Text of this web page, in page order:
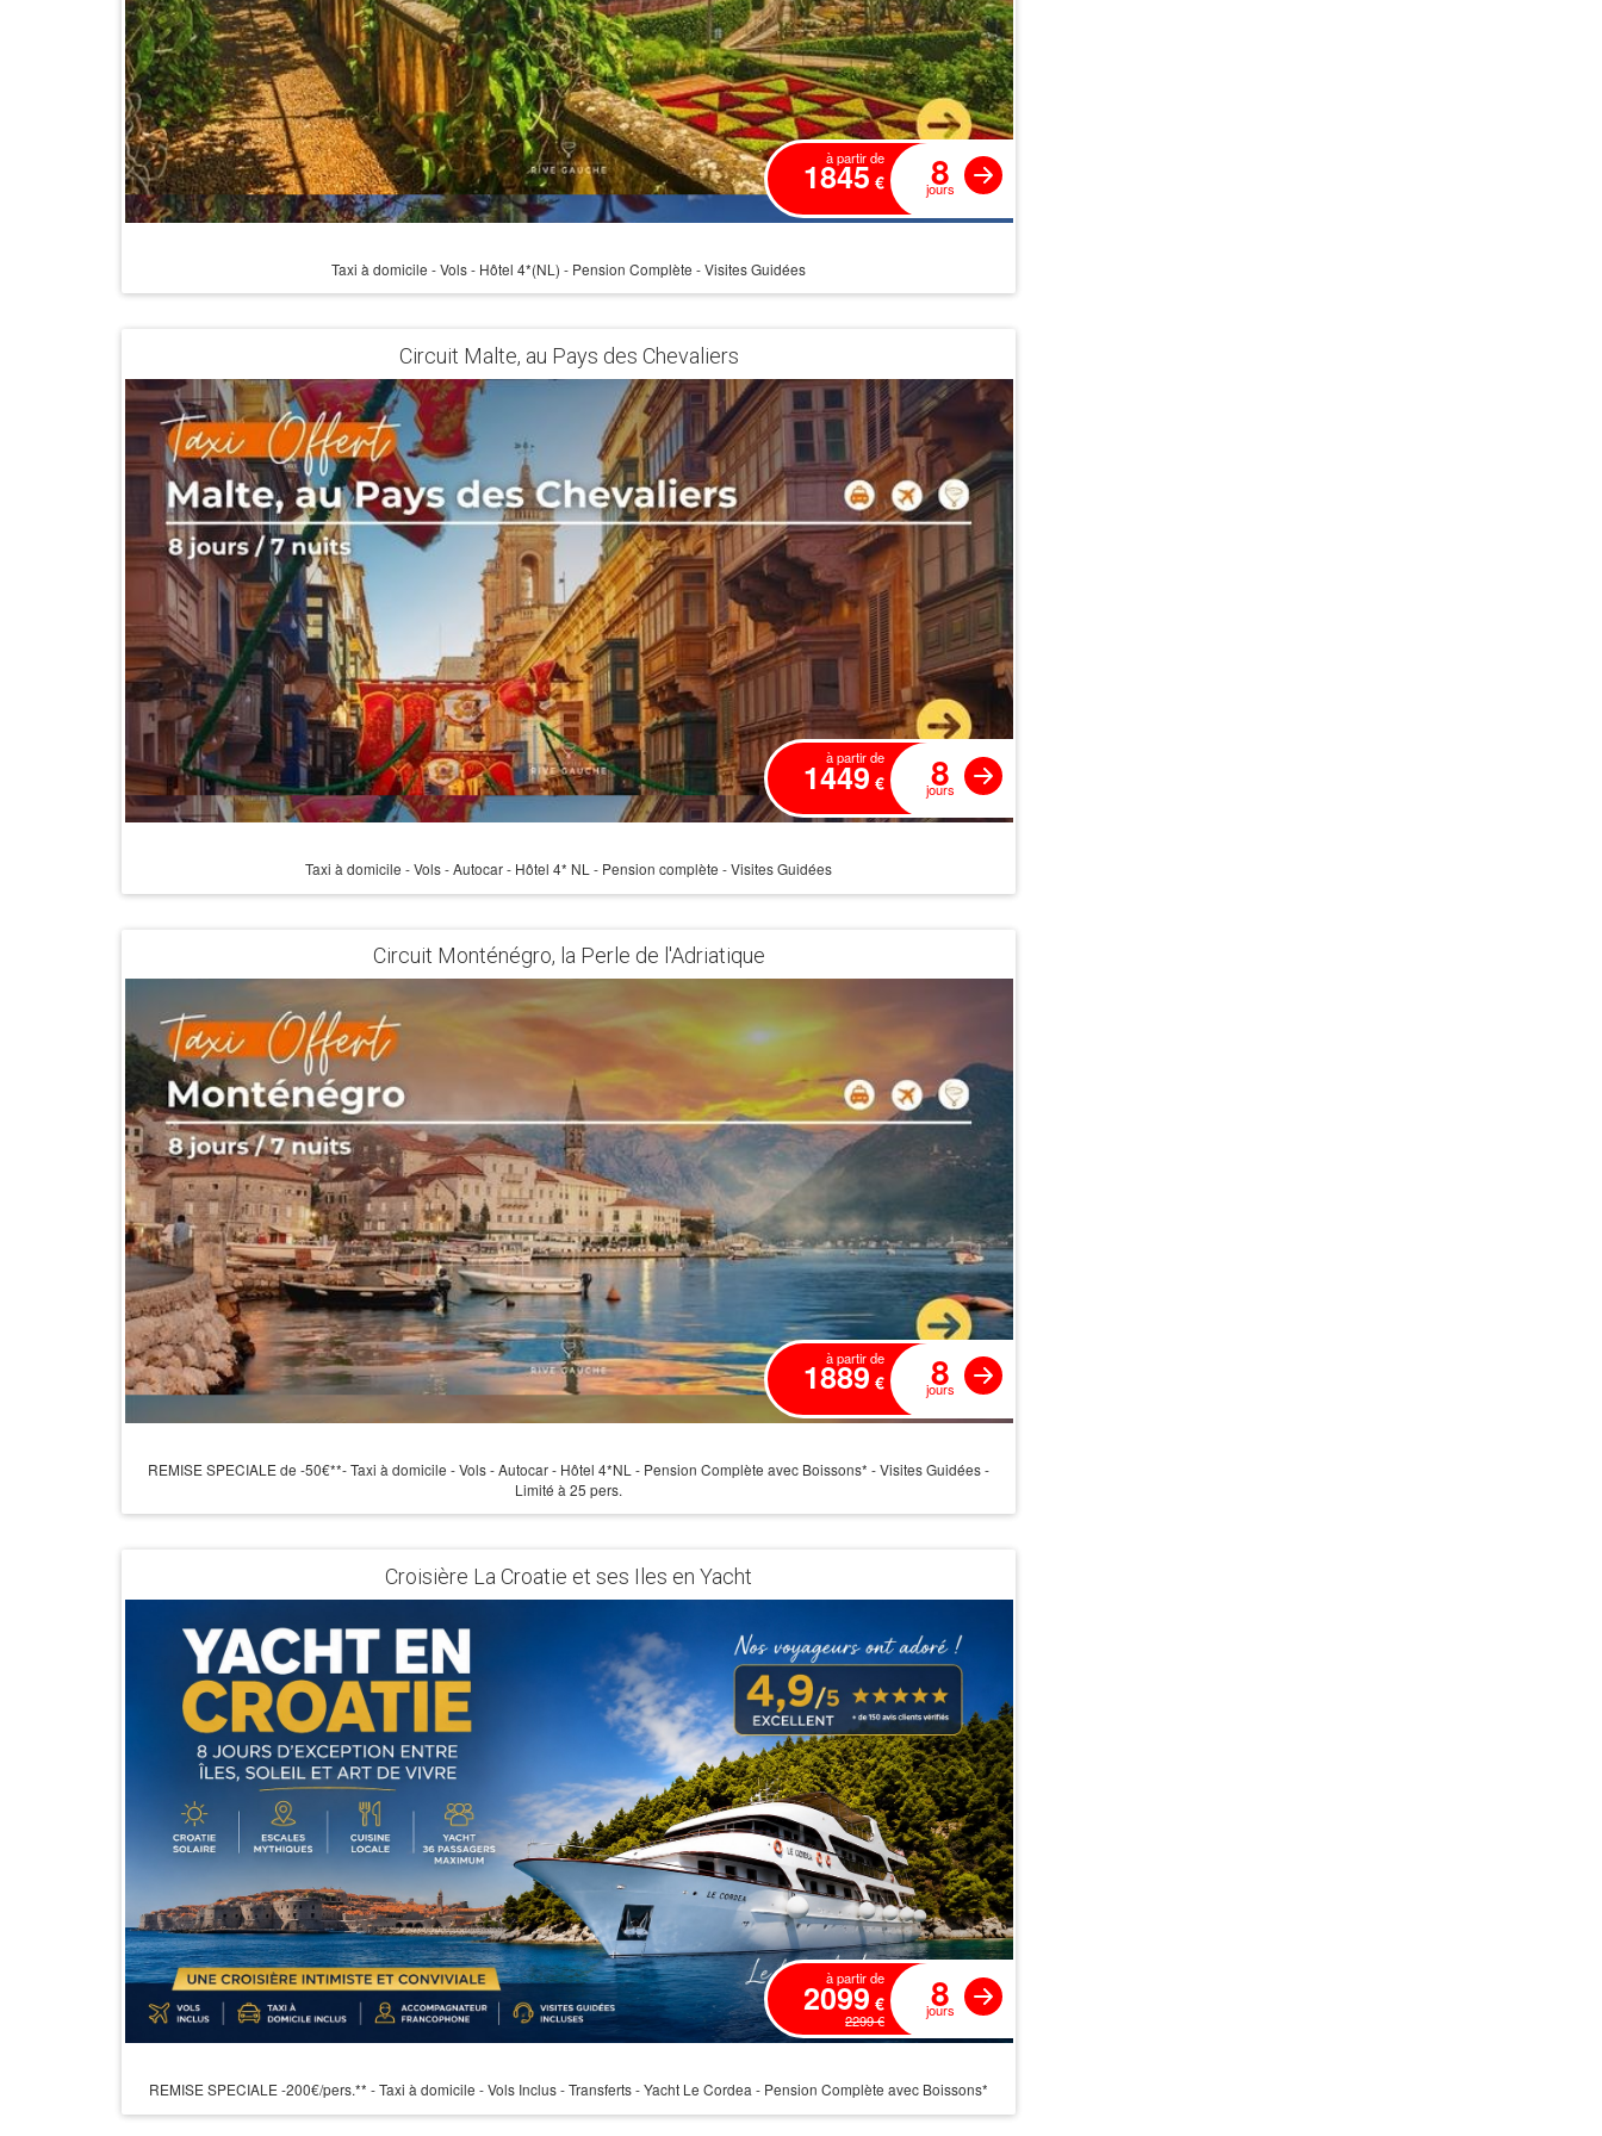
à partir de
1845 € 8
jours
Taxi à domicile - Vols - Hôtel 4*(NL) - Pension Complète - Visites Guidées
Circuit Malte, au Pays des Chevaliers
à partir de
1449 € 8
jours
Taxi à domicile - Vols - Autocar - Hôtel 4* NL - Pension complète - Visites Guidées
Circuit Monténégro, la Perle de l'Adriatique
à partir de
1889 € 8
jours
REMISE SPECIALE de -50€**- Taxi à domicile - Vols - Autocar - Hôtel 4*NL - Pension Complète avec Boissons* - Visites Guidées -
Limité à 25 pers.
Croisière La Croatie et ses Iles en Yacht
à partir de
2099 €
2299 €
8
jours
REMISE SPECIALE -200€/pers.** - Taxi à domicile - Vols Inclus - Transferts - Yacht Le Cordea - Pension Complète avec Boissons*